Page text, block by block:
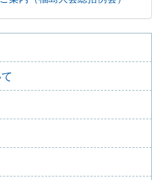
案内（伊予史談会との合同例
案内（加能地域史研究会との
内（2025年9月27日）